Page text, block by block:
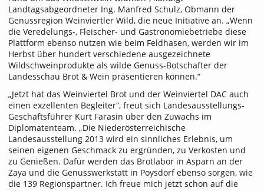
Landtagsabgeordneter Ing. Manfred Schulz, Obmann der
Genussregion Weinviertler Wild, die neue Initiative an. „Wenn
die Veredelungs-, Fleischer- und Gastronomiebetriebe diese
Plattform ebenso nutzen wie beim Feldhasen, werden wir im
Herbst über hundert verschiedene ausgezeichnete
Wildschweinprodukte als wilde Genuss-Botschafter der
Landesschau Brot & Wein präsentieren können.“
„Jetzt hat das Weinviertel Brot und der Weinviertel DAC auch
einen exzellenten Begleiter“, freut sich Landesausstellungs-
Geschäftsführer Kurt Farasin über den Zuwachs im
Diplomatenteam. „Die Niederösterreichische
Landesausstellung 2013 wird ein sinnliches Erlebnis, um
seinen eigenen Geschmack zu ergründen, zu Verkosten und
zu Genießen. Dafür werden das Brotlabor in Asparn an der
Zaya und die Genusswerkstatt in Poysdorf ebenso sorgen, wie
die 139 Regionspartner. Ich freue mich jetzt schon auf die